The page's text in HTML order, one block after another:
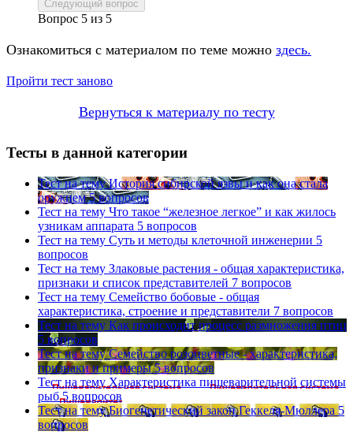
Следующий вопрос
Вопрос 5 из 5
Ознакомиться с материалом по теме можно здесь.
Пройти тест заново
Вернуться к материалу по тесту
Тесты в данной категории
Тест на тему История сибирской язвы и как она стала
оружием 5 вопросов
Тест на тему Что такое “железное легкое” и как жилось
узникам аппарата 5 вопросов
Тест на тему Суть и методы клеточной инженерии 5
вопросов
Тест на тему Злаковые растения - общая характеристика,
признаки и список представителей 7 вопросов
Тест на тему Семейство бобовые - общая
характеристика, строение и представители 7 вопросов
Тест на тему Как происходит процесс размножения птиц
5 вопросов
Тест на тему Семейство розоцветные - характеристика,
признаки и примеры 5 вопросов
Тест на тему Характеристика пищеварительной системы
рыб 5 вопросов
Тест на тему Биогенетический закон Геккеля-Мюллера 5
вопросов